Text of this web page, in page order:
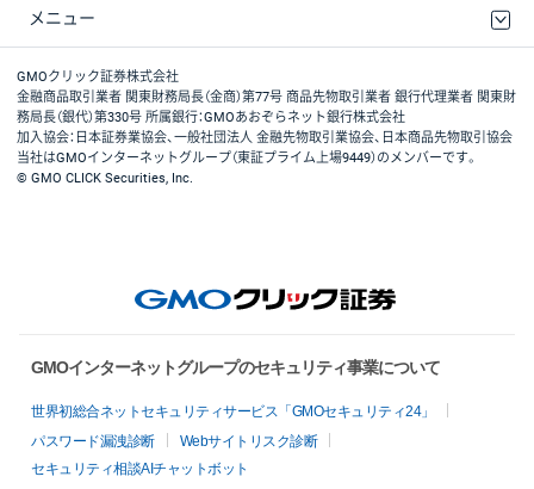
メニュー
取引規程・約款
最良執行方針
ディスクレイマー
リスク説明
GMOクリック証券ホームページ
GMOクリック証券株式会社
金融商品取引業者 関東財務局長（金商）第77号 商品先物取引業者 銀行代理業者 関東財
務局長（銀代）第330号 所属銀行：GMOあおぞらネット銀行株式会社
加入協会：日本証券業協会、一般社団法人 金融先物取引業協会、日本商品先物取引協会
当社はGMOインターネットグループ（東証プライム上場9449）のメンバーです。
© GMO CLICK Securities, Inc.
GMOインターネットグループのセキュリティ事業について
世界初総合ネットセキュリティサービス「GMOセキュリティ24」
パスワード漏洩診断
Webサイトリスク診断
セキュリティ相談AIチャットボット